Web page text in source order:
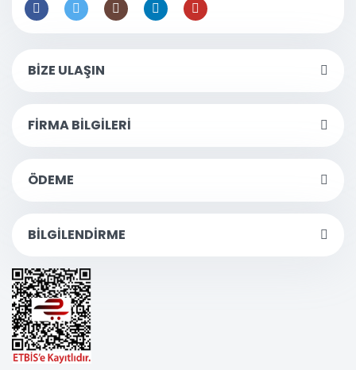
BİZE ULAŞIN
FİRMA BİLGİLERİ
ÖDEME
BİLGİLENDİRME